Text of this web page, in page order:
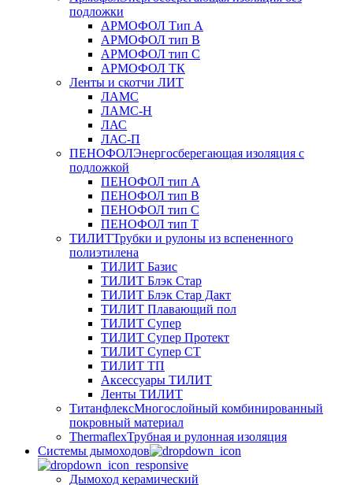
подложки
АРМОФОЛ Тип А
АРМОФОЛ тип В
АРМОФОЛ тип C
АРМОФОЛ ТК
Ленты и скотчи ЛИТ
ЛАМС
ЛАМС-Н
ЛАС
ЛАС-П
ПЕНОФОЛЭнергосберегающая изоляция с
подложкой
ПЕНОФОЛ тип А
ПЕНОФОЛ тип B
ПЕНОФОЛ тип C
ПЕНОФОЛ тип T
ТИЛИТТрубки и рулоны из вспененного
полиэтилена
ТИЛИТ Базис
ТИЛИТ Блэк Стар
ТИЛИТ Блэк Стар Дакт
ТИЛИТ Плавающий пол
ТИЛИТ Супер
ТИЛИТ Супер Протект
ТИЛИТ Супер СТ
ТИЛИТ ТП
Аксессуары ТИЛИТ
Ленты ТИЛИТ
ТитанфлексМногослойный комбинированный
покровный материал
ThermaflexТрубная и рулонная изоляция
Cистемы дымоходов
Дымоход керамический